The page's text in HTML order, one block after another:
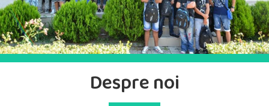
Despre noi